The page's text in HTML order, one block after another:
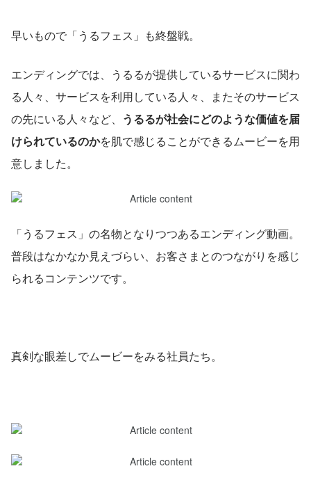
早いもので「うるフェス」も終盤戦。
エンディングでは、うるるが提供しているサービスに関わ
る人々、サービスを利用している人々、またそのサービス
の先にいる人々など、 うるるが社会にどのような価値を届
けられているのかを肌で感じることができるムービーを用
意しました。
「うるフェス」の名物となりつつあるエンディング動画。
普段はなかなか見えづらい、お客さまとのつながりを感じ
られるコンテンツです。
真剣な眼差しでムービーをみる社員たち。